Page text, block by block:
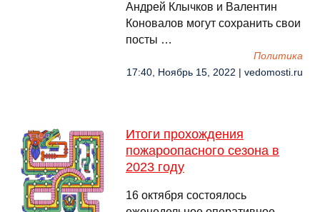
Андрей Клычков и Валентин
Коновалов могут сохранить свои
посты …
Политика
17:40, Ноябрь 15, 2022 | vedomosti.ru
Итоги прохождения
пожароопасного сезона в
2023 году
16 октября состоялось